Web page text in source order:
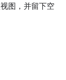
图，并留下空